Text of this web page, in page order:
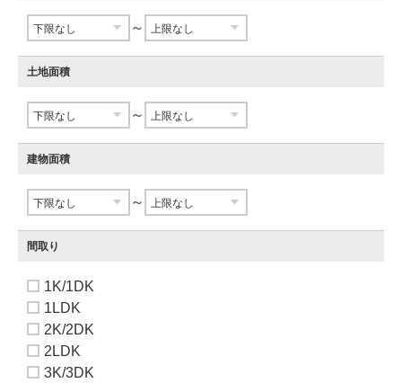
～
土地面積
～
建物面積
～
間取り
1K/1DK
1LDK
2K/2DK
2LDK
3K/3DK